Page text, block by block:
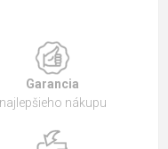
Garancia
najlepšieho nákupu